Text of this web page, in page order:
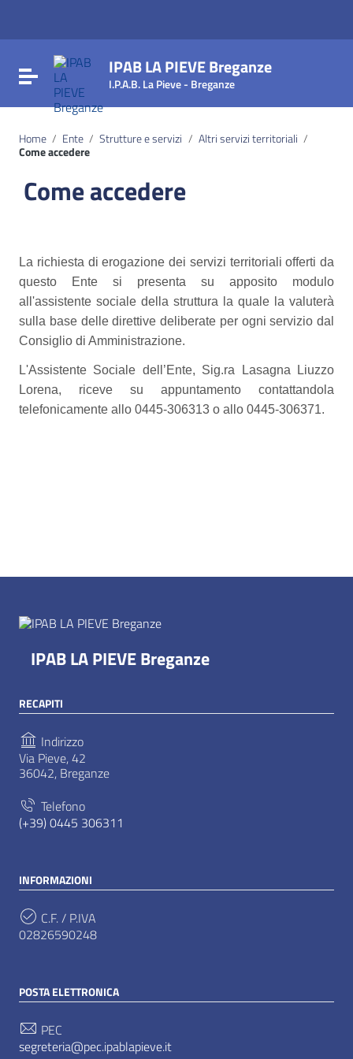
Vai al footer
Attiva / disattiva la navigazione
IPAB LA PIEVE Breganze
I.P.A.B. La Pieve - Breganze
Home / Ente / Strutture e servizi / Altri servizi territoriali /
Come accedere
Come accedere
La richiesta di erogazione dei servizi territoriali offerti da
questo Ente si presenta su apposito modulo
all'assistente sociale della struttura la quale la valuterà
sulla base delle direttive deliberate per ogni servizio dal
Consiglio di Amministrazione.
L'Assistente Sociale dell’Ente, Sig.ra Lasagna Liuzzo
Lorena, riceve su appuntamento contattandola
telefonicamente allo 0445-306313 o allo 0445-306371.
IPAB LA PIEVE Breganze
RECAPITI
Indirizzo
Via Pieve, 42
36042, Breganze
Telefono
(+39) 0445 306311
INFORMAZIONI
C.F. / P.IVA
02826590248
POSTA ELETTRONICA
PEC
segreteria@pec.ipablapieve.it